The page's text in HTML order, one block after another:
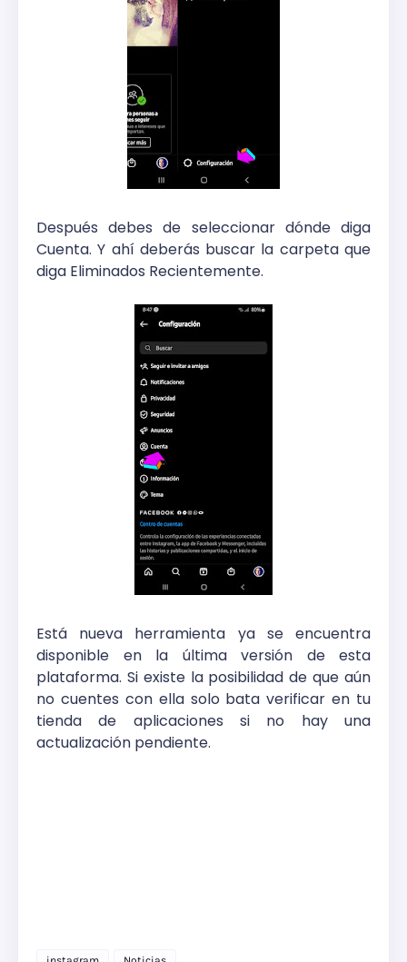
Después debes de seleccionar dónde diga
Cuenta. Y ahí deberás buscar la carpeta que
diga Eliminados Recientemente.
Está nueva herramienta ya se encuentra
disponible en la última versión de esta
plataforma. Si existe la posibilidad de que aún
no cuentes con ella solo bata verificar en tu
tienda de aplicaciones si no hay una
actualización pendiente.